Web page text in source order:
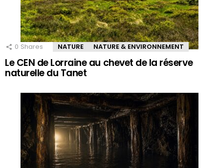
0 Shares NATURE NATURE & ENVIRONNEMENT
Le CEN de Lorraine au chevet de la réserve
naturelle du Tanet